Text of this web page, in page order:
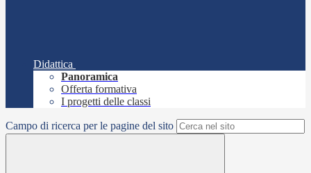
Didattica
Panoramica
Offerta formativa
I progetti delle classi
Campo di ricerca per le pagine del sito